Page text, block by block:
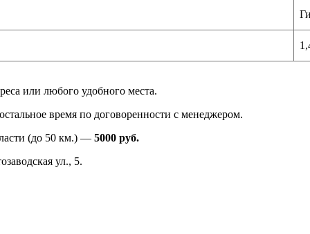
или любого удобного места.
время по договоренности с менеджером.
(до 50 км.) — 5000 руб.
ул., 5.